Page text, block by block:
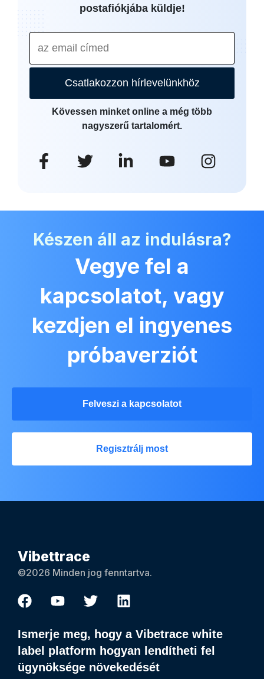
postafiókjába küldje!
Csatlakozzon hírlevelünkhöz
Kövessen minket online a még több
nagyszerű tartalomért.
Készen áll az indulásra?
Vegye fel a
kapcsolatot, vagy
kezdjen el ingyenes
próbaverziót
Felveszi a kapcsolatot
Regisztrálj most
Vibettrace
©2026 Minden jog fenntartva.
Ismerje meg, hogy a Vibetrace white
label platform hogyan lendítheti fel
ügynöksége növekedését